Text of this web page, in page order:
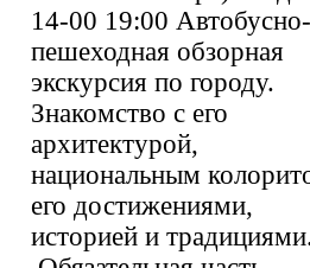
14-00 19:00 Автобусно-
пешеходная обзорная
экскурсия по городу.
Знакомство с его
архитектурой,
национальным
его достижениями,
историей и